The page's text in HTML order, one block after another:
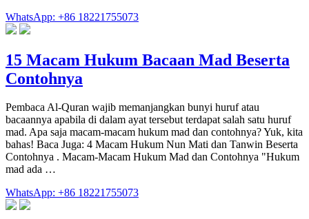
WhatsApp: +86 18221755073
15 Macam Hukum Bacaan Mad Beserta
Contohnya
Pembaca Al-Quran wajib memanjangkan bunyi huruf atau
bacaannya apabila di dalam ayat tersebut terdapat salah satu huruf
mad. Apa saja macam-macam hukum mad dan contohnya? Yuk, kita
bahas! Baca Juga: 4 Macam Hukum Nun Mati dan Tanwin Beserta
Contohnya . Macam-Macam Hukum Mad dan Contohnya "Hukum
mad ada …
WhatsApp: +86 18221755073